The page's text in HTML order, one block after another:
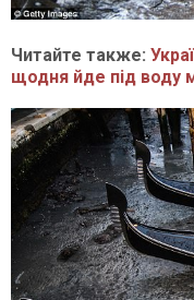
Читайте также:
щодня йде під воду